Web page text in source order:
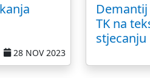
28 NOV 2023
TK na
stjecanju